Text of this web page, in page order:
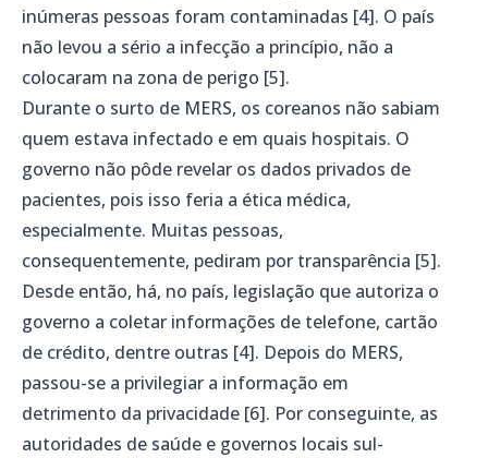
inúmeras pessoas foram contaminadas [4]. O país
não levou a sério a infecção a princípio, não a
colocaram na zona de perigo [5].
Durante o surto de MERS, os coreanos não sabiam
quem estava infectado e em quais hospitais. O
governo não pôde revelar os dados privados de
pacientes, pois isso feria a ética médica,
especialmente. Muitas pessoas,
consequentemente, pediram por transparência [5].
Desde então, há, no país, legislação que autoriza o
governo a coletar informações de telefone, cartão
de crédito, dentre outras [4]. Depois do MERS,
passou-se a privilegiar a informação em
detrimento da privacidade [6]. Por conseguinte, as
autoridades de saúde e governos locais sul-